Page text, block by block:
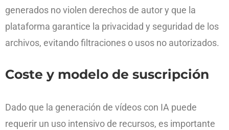
generados no violen derechos de autor y que la
plataforma garantice la privacidad y seguridad de los
archivos, evitando filtraciones o usos no autorizados.
Coste y modelo de suscripción
Dado que la generación de vídeos con IA puede
requerir un uso intensivo de recursos, es importante